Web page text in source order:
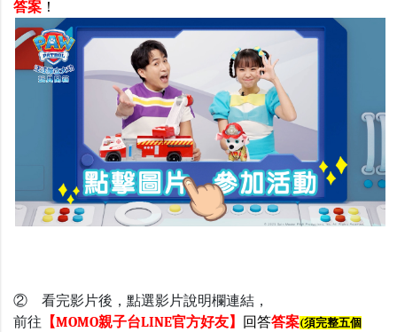
答案 ！
② 看完影片後，點選影片說明欄連結，
前往 【MOMO親子台LINE官方好友】 回答答案(須完整五個